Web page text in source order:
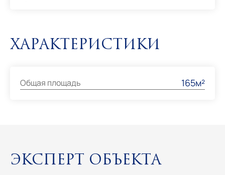
Характеристики
Общая площадь 165м²
Эксперт объекта